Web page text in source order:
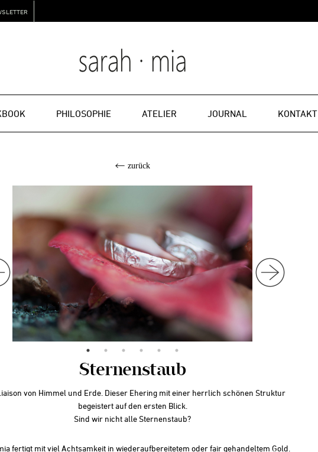
PHILOSOPHIE ATELIER JOURNAL KONTAKT
zurück
Sternenstaub
von Himmel und Erde. Dieser Ehering mit einer herrlich schönen Struktur
begeistert auf den ersten Blick.
Sind wir nicht alle Sternenstaub?
fertigt mit viel Achtsamkeit in wiederaufbereitetem oder fair gehandeltem Gold.